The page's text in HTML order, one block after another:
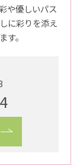
や優しいパス
に彩りを添え
す。